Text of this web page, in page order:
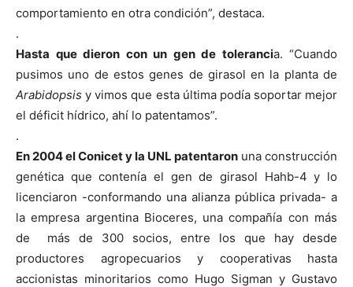
comportamiento en otra condición”, destaca.
.
Hasta que dieron con un gen de tolerancia. “Cuando
pusimos uno de estos genes de girasol en la planta de
Arabidopsis y vimos que esta última podía soportar mejor
el déficit hídrico, ahí lo patentamos”.
.
En 2004 el Conicet y la UNL patentaron una construcción
genética que contenía el gen de girasol Hahb-4 y lo
licenciaron -conformando una alianza pública privada- a
la empresa argentina Bioceres, una compañía con más
de más de 300 socios, entre los que hay desde
productores agropecuarios y cooperativas hasta
accionistas minoritarios como Hugo Sigman y Gustavo